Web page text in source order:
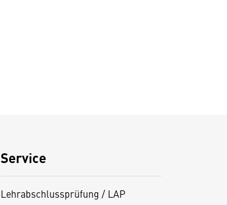
Service
Lehrabschlussprüfung / LAP